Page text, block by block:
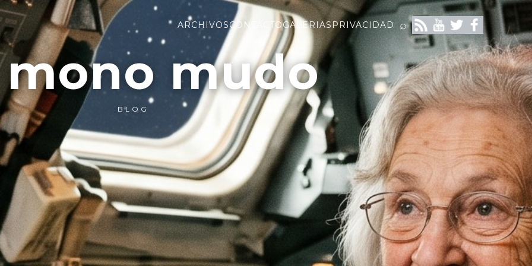
ARCHIVOSCONTACTOGALERIASPRIVACIDAD ⌕
mudo
BLOG